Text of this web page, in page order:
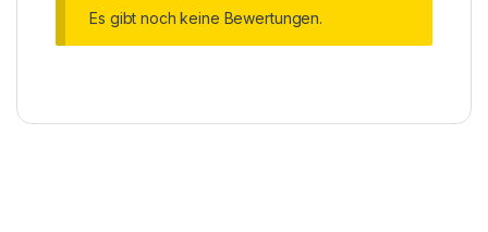
Es gibt noch keine Bewertungen.